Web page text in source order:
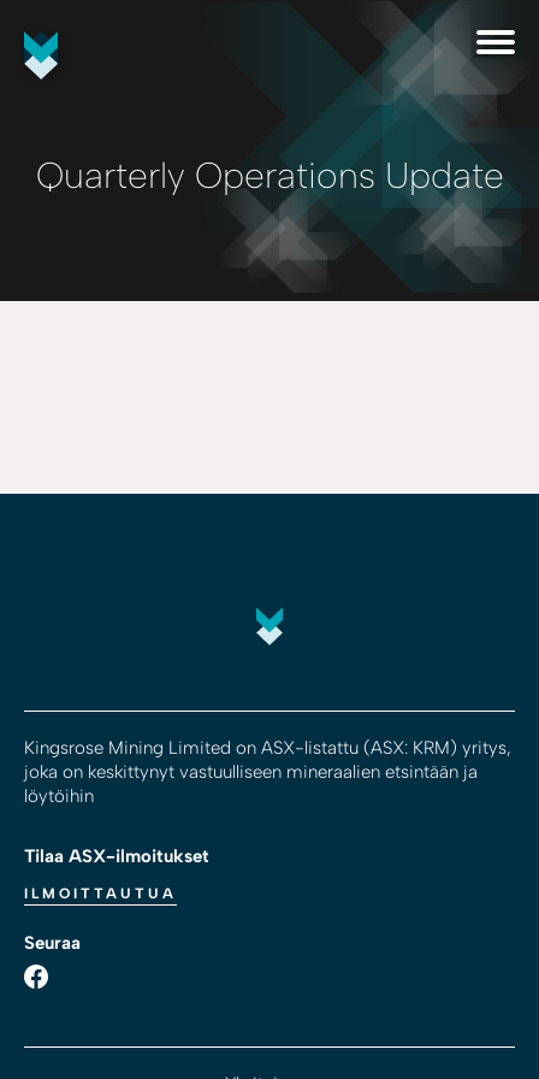
Quarterly Operations Update
Kingsrose Mining Limited on ASX-listattu (ASX: KRM) yritys,
joka on keskittynyt vastuulliseen mineraalien etsintään ja
löytöihin
Tilaa ASX-ilmoitukset
ILMOITTAUTUA
Seuraa